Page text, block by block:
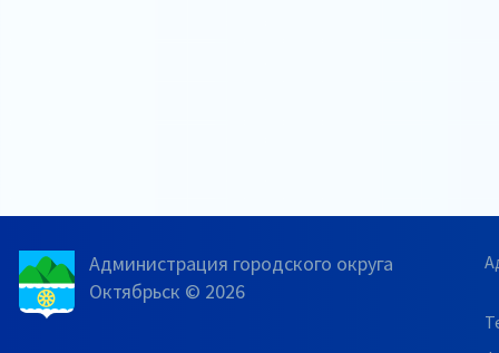
Администрация городского округа
Октябрьск © 2026